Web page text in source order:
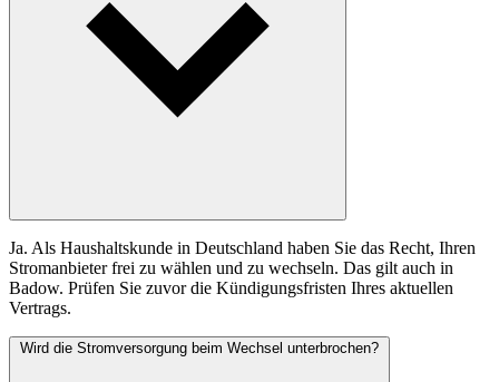
Ja. Als Haushaltskunde in Deutschland haben Sie das Recht, Ihren
Stromanbieter frei zu wählen und zu wechseln. Das gilt auch in
Badow. Prüfen Sie zuvor die Kündigungsfristen Ihres aktuellen
Vertrags.
Wird die Stromversorgung beim Wechsel unterbrochen?